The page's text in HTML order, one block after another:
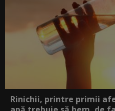
Rinichii, printre primii